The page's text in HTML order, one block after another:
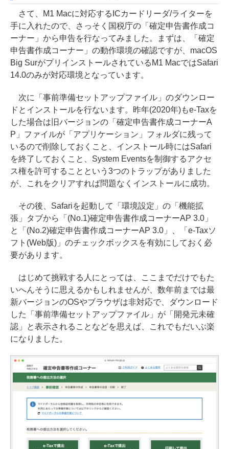
さて、M1 Macに対応するICカードリーダ/ライターを
手に入れたので、さっそく国税庁の「確定申告書作成コ
ーナー」から申告を行なってみました。まずは、「確定
申告書作成コーナー」の動作環境の確認ですが、macOS
Big SurがプリインストールされているM1 MacではSafari
14.0のみが対応環境となっています。
次に「事前準備セットアップファイル」のダウンロー
ドとインストールを行ないます。昨年(2020年)もe-Taxを
した場合は旧バージョンの「確定申告書作成コーナーA
P」ファイルが「アプリケーション」フォルダに残って
いるので削除しておくこと、インストール時にはSafari
を終了しておくこと、System Eventsを制御するアクセ
ス権を許可することという3つのトラップがありました
が、これをクリアすれば問題なくインストールに成功。
その後、Safariを起動して「環境設定」の「機能拡
張」タブから「(No.1)確定申告書作成コーナーAP 3.0」
と「(No.2)確定申告書作成コーナーAP 3.0」、「e-Taxソ
フト(Web版)」のチェックボックスを有効にしておく必
要があります。
はじめて挑戦する人にとっては、ここまでだけでもた
いへんそうに思えるかもしれませんが、数年前までは最
新バージョンのOSやブラウザは非対応で、ダウンロード
した「事前準備セットアップファイル」が「開発元未確
認」と表示されることなどを思えば、これでもだいぶ楽
になりました。